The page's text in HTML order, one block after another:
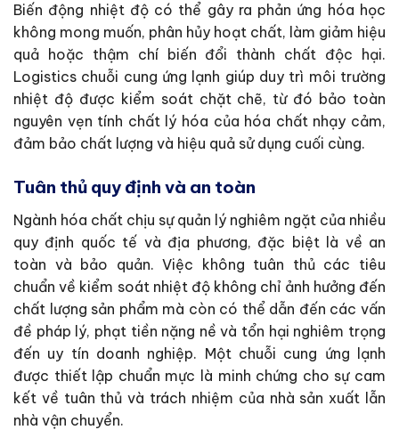
Biến động nhiệt độ có thể gây ra phản ứng hóa học
không mong muốn, phân hủy hoạt chất, làm giảm hiệu
quả hoặc thậm chí biến đổi thành chất độc hại.
Logistics chuỗi cung ứng lạnh giúp duy trì môi trường
nhiệt độ được kiểm soát chặt chẽ, từ đó bảo toàn
nguyên vẹn tính chất lý hóa của hóa chất nhạy cảm,
đảm bảo chất lượng và hiệu quả sử dụng cuối cùng.
Tuân thủ quy định và an toàn
Ngành hóa chất chịu sự quản lý nghiêm ngặt của nhiều
quy định quốc tế và địa phương, đặc biệt là về an
toàn và bảo quản. Việc không tuân thủ các tiêu
chuẩn về kiểm soát nhiệt độ không chỉ ảnh hưởng đến
chất lượng sản phẩm mà còn có thể dẫn đến các vấn
đề pháp lý, phạt tiền nặng nề và tổn hại nghiêm trọng
đến uy tín doanh nghiệp. Một chuỗi cung ứng lạnh
được thiết lập chuẩn mực là minh chứng cho sự cam
kết về tuân thủ và trách nhiệm của nhà sản xuất lẫn
nhà vận chuyển.